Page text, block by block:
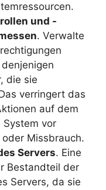
und -
. Verwalte
die sie
verringert das
auf dem
System vor
Missbrauch.
Servers. Eine
Bestandteil der
Servers, da sie